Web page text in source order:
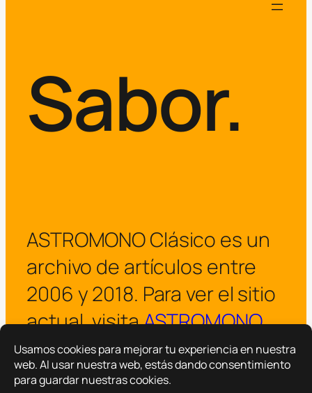
Sabor.
ASTROMONO Clásico es un
archivo de artículos entre
2006 y 2018. Para ver el sitio
actual, visitaASTROMONO.
¡Visitar ASTROMONO ya!